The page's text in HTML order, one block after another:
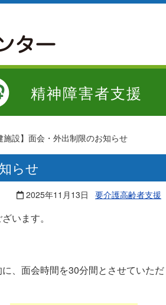
精神障害者支援
施設】面会・外出制限のお知らせ
らせ
2025年11月13日 要介護高齢者支援
います。
、面会時間を30分間とさせていた